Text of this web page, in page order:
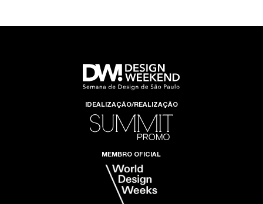
IDEALIZAÇÃO/REALIZAÇÃO
MEMBRO OFICIAL